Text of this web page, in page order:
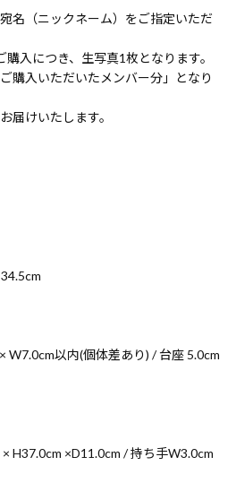
名（ニックネーム）をご指定いただ
入につき、生写真1枚となります。
購入いただいたメンバー分」となり
届けいたします。
W7.0cm以内(個体差あり) / 台座 5.0cm
H37.0cm ×D11.0cm / 持ち手W3.0cm